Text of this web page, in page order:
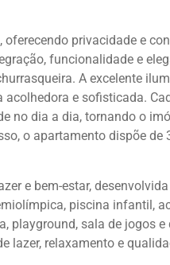
privacidade e
funcionalidade e
A excelente
e sofisticada.
no dia a dia, tornando o
o apartamento dispõe de
e bem-estar,
piscina infantil,
playground, sala de jogos e
lazer, relaxamento e